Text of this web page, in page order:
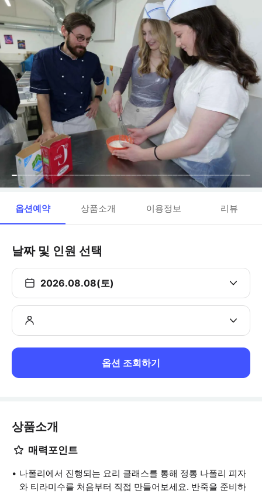
옵션예약 상품소개 이용정보 리뷰
날짜 및 인원 선택
2026.08.08(토)
옵션 조회하기
상품소개
매력포인트
나폴리에서 진행되는 요리 클래스를 통해 정통 나폴리 피자
와 티라미수를 처음부터 직접 만들어보세요. 반죽을 준비하